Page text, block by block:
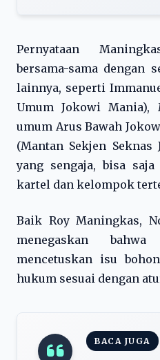
Pernyataan
bersama-sama dengan
lainnya, seperti
Umum Jokowi Mania),
umum Arus Bawah
(Mantan Sekjen Seknas
yang sengaja, bisa
kartel dan kelompok
Baik Roy Maningkas,
menegaskan
mencetuskan isu
hukum sesuai dengan
BACA JUGA